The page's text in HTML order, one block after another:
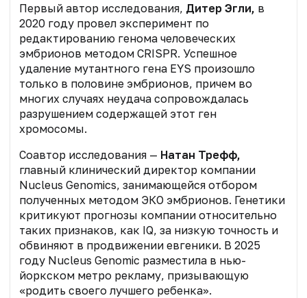
Первый автор исследования, Дитер Эгли, в
2020 году провел эксперимент по
редактированию генома человеческих
эмбрионов методом CRISPR. Успешное
удаление мутантного гена EYS произошло
только в половине эмбрионов, причем во
многих случаях неудача сопровождалась
разрушением содержащей этот ген
хромосомы.
Соавтор исследования — Натан Трефф,
главный клинический директор компании
Nucleus Genomics, занимающейся отбором
полученных методом ЭКО эмбрионов. Генетики
критикуют прогнозы компании относительно
таких признаков, как IQ, за низкую точность и
обвиняют в продвижении евгеники. В 2025
году Nucleus Genomic разместила в нью-
йоркском метро рекламу, призывающую
«родить своего лучшего ребенка».